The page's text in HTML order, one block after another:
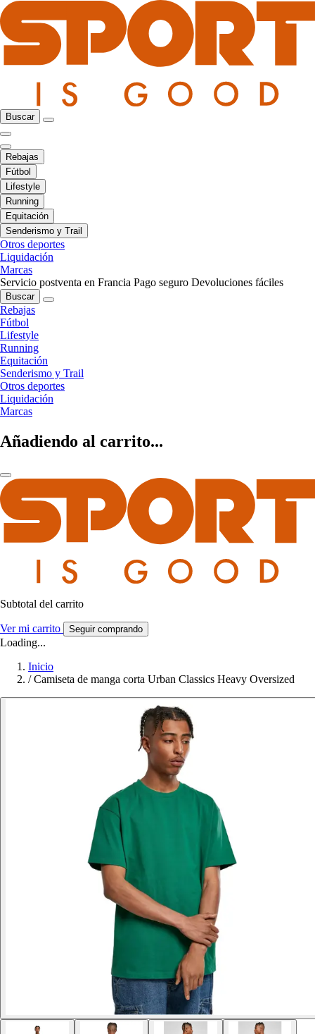
Buscar
Rebajas
Fútbol
Lifestyle
Running
Equitación
Senderismo y Trail
Otros deportes
Liquidación
Marcas
Servicio postventa en Francia Pago seguro Devoluciones fáciles
Buscar
Rebajas
Fútbol
Lifestyle
Running
Equitación
Senderismo y Trail
Otros deportes
Liquidación
Marcas
Añadiendo al carrito...
Subtotal del carrito
Ver mi carrito Seguir comprando
Loading...
Inicio
/ Camiseta de manga corta Urban Classics Heavy Oversized